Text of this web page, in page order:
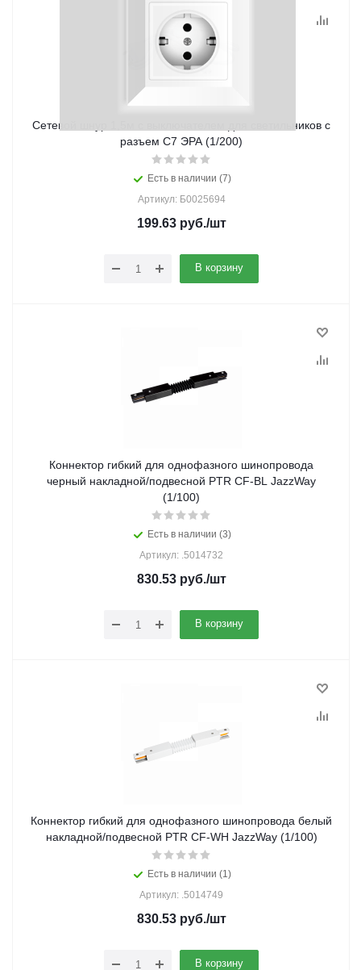
Сетевой шнур 1,5м с выключателем для светильников с
разъем C7 ЭРА (1/200)
Есть в наличии (7)
Артикул: Б0025694
199.63руб./шт
В корзину
Коннектор гибкий для однофазного шинопровода
черный накладной/подвесной PTR CF-BL JazzWay
(1/100)
Есть в наличии (3)
Артикул: .5014732
830.53руб./шт
В корзину
Коннектор гибкий для однофазного шинопровода белый
накладной/подвесной PTR CF-WH JazzWay (1/100)
Есть в наличии (1)
Артикул: .5014749
830.53руб./шт
В корзину